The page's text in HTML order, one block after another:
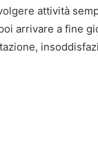
attività
arrivare a fine